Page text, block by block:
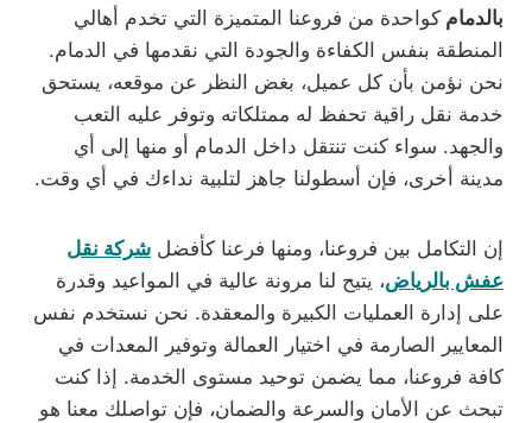
بالدمام كواحدة من فروعنا المتميزة التي تخدم أهالي
المنطقة بنفس الكفاءة والجودة التي نقدمها في الدمام.
نحن نؤمن بأن كل عميل، بغض النظر عن موقعه، يستحق
خدمة نقل راقية تحفظ له ممتلكاته وتوفر عليه التعب
والجهد. سواء كنت تنتقل داخل الدمام أو منها إلى أي
مدينة أخرى، فإن أسطولنا جاهز لتلبية نداءك في أي وقت.
إن التكامل بين فروعنا، ومنها فرعنا كأفضل شركة نقل
عفش بالرياض، يتيح لنا مرونة عالية في المواعيد وقدرة
على إدارة العمليات الكبيرة والمعقدة. نحن نستخدم نفس
المعايير الصارمة في اختيار العمالة وتوفير المعدات في
كافة فروعنا، مما يضمن توحيد مستوى الخدمة. إذا كنت
تبحث عن الأمان والسرعة والضمان، فإن تواصلك معنا هو